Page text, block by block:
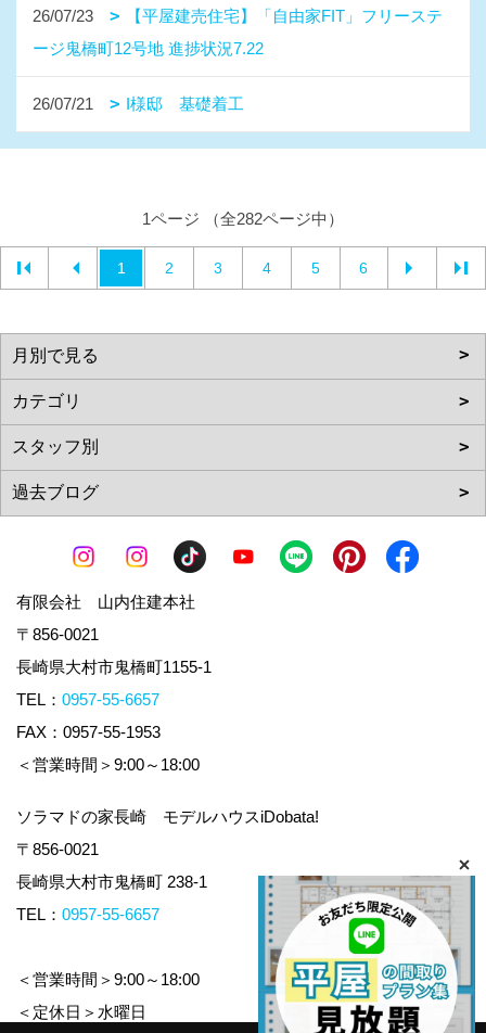
26/07/23
【平屋建売住宅】「自由家FIT」フリーステ
ージ鬼橋町12号地 進捗状況7.22
26/07/21 I様邸 基礎着工
1ページ （全282ページ中）
1 2 3 4 5 6
有限会社 山内住建本社
〒856-0021
長崎県大村市鬼橋町1155-1
TEL： 0957-55-6657
FAX：0957-55-1953
＜営業時間＞9:00～18:00
ソラマドの家長崎 モデルハウスiDobata!
〒856-0021
長崎県大村市鬼橋町 238-1
TEL： 0957-55-6657
＜営業時間＞9:00～18:00
＜定休日＞水曜日